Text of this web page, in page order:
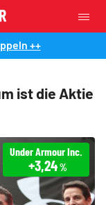
++
ist die Aktie
Under Armour Inc.
+3,24 %